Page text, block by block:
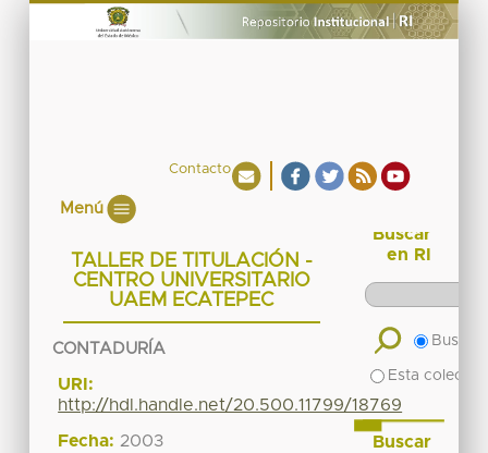
Contacto
Menú
TALLER DE TITULACIÓN -
CENTRO UNIVERSITARIO
UAEM ECATEPEC
CONTADURÍA
URI:
http://hdl.handle.net/20.500.11799/18769
Fecha: 2003
Buscar
en RI
Buscar
Esta
Buscar